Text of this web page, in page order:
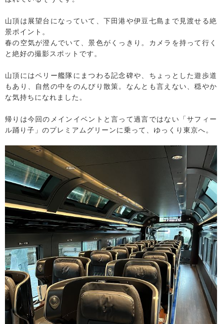
山頂は展望台になっていて、下田港や伊豆七島まで見渡せる絶
景ポイント。
春の空気が澄んでいて、景色がくっきり。カメラを持って行く
と絶好の撮影スポットです。
山頂にはペリー艦隊にまつわる記念碑や、ちょっとした遊歩道
もあり、自然の中をのんびり散策。なんとも言えない、穏やか
な気持ちになれました。
帰りは今回のメインイベントと言って過言ではない「サフィー
ル踊り子」のプレミアムグリーンに乗って、ゆっくり東京へ。